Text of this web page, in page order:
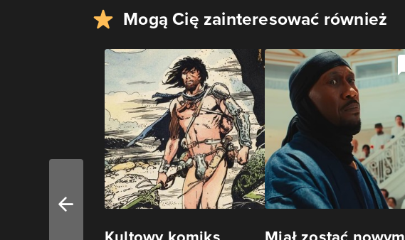
Mogą Cię zainteresować również